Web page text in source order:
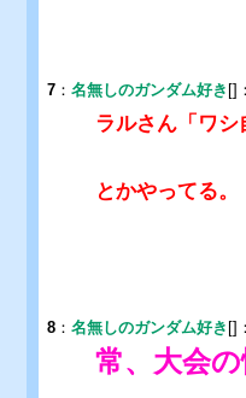
7 ： 名無しのガンダム好き []
ラルさん「ワ
とかやってる。
8 ： 名無しのガンダム好き []
常、大会